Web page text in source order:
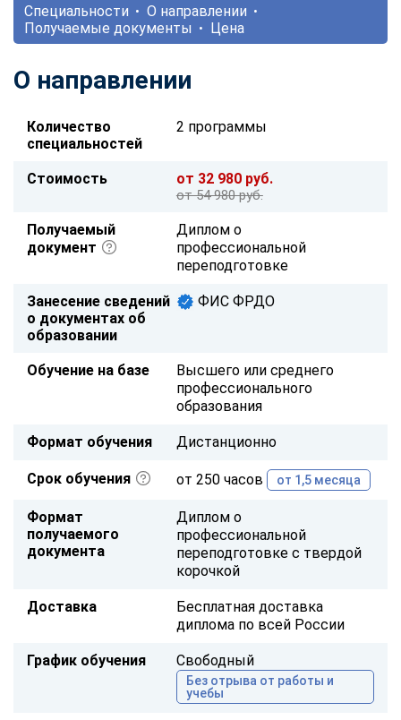
Специальности
О направлении
Получаемые документы
Цена
О направлении
Количество
специальностей
2 программы
Стоимость от 32 980 руб.
от 54 980 руб.
Получаемый
документ
Диплом о
профессиональной
переподготовке
Занесение сведений
о документах об
образовании
ФИС ФРДО
Обучение на базе
Высшего или среднего
профессионального
образования
Формат обучения Дистанционно
Срок обучения от 250 часов от 1,5 месяца
Формат
получаемого
документа
Диплом о
профессиональной
переподготовке с твердой
корочкой
Доставка
Бесплатная доставка
диплома по всей России
График обучения Свободный
Без отрыва от работы и
учебы